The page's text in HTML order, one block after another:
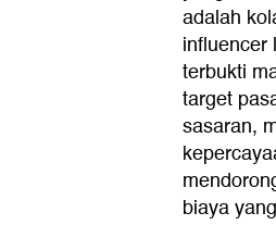
adalah
influencer
terbukti
target
sasaran,
biaya